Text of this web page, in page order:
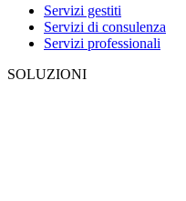
Servizi gestiti
Servizi di consulenza
Servizi professionali
SOLUZIONI